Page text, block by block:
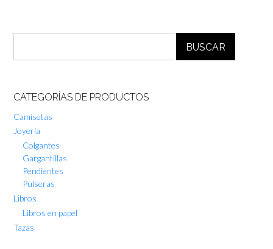
BUSCAR
CATEGORÍAS DE PRODUCTOS
Camisetas
Joyería
Colgantes
Gargantillas
Pendientes
Pulseras
Libros
Libros en papel
Tazas